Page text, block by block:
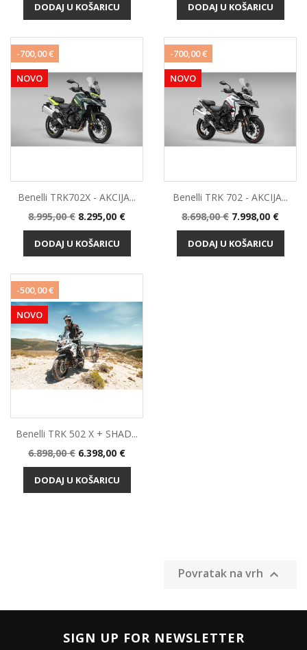
DODAJ U KOŠARICU DODAJ U KOŠARICU
-700,00 €
NOVO
Benelli TRK702X - AKCIJA...
Standardna
cijena
8.995,00 € Cijena
8.295,00 €
DODAJ U KOŠARICU
-700,00 €
NOVO
Benelli TRK 702 - AKCIJA...
Standardna
cijena
8.698,00 € Cijena
7.998,00 €
DODAJ U KOŠARICU
-500,00 €
NOVO
Benelli TRK 502 X + SHAD...
Standardna
cijena
6.898,00 € Cijena
6.398,00 €
DODAJ U KOŠARICU
Povratak na vrh 
SIGN UP FOR NEWSLETTER